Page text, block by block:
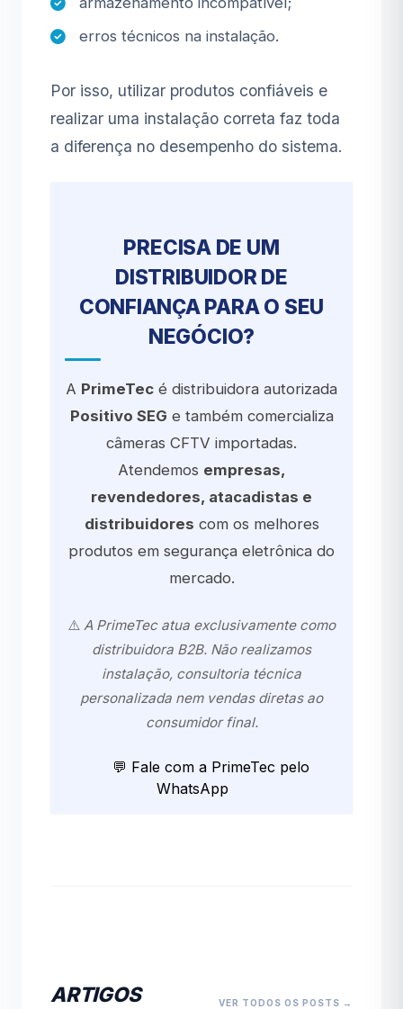
erros técnicos na instalação.
Por isso, utilizar produtos confiáveis e
realizar uma instalação correta faz toda
a diferença no desempenho do sistema.
PRECISA DE UM
DISTRIBUIDOR DE
CONFIANÇA PARA O SEU
NEGÓCIO?
A PrimeTec é distribuidora autorizada
Positivo SEG e também comercializa
câmeras CFTV importadas.
Atendemos empresas,
revendedores, atacadistas e
distribuidores com os melhores
produtos em segurança eletrônica do
mercado.
⚠️ A PrimeTec atua exclusivamente como
distribuidora B2B. Não realizamos
instalação, consultoria técnica
personalizada nem vendas diretas ao
consumidor final.
💬 Fale com a PrimeTec pelo
WhatsApp
ARTIGOS
VER TODOS OS POSTS →